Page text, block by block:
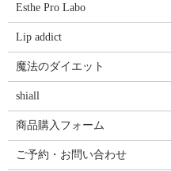
Esthe Pro Labo
Lip addict
魔法のダイエット
shiall
商品購入フォーム
ご予約・お問い合わせ